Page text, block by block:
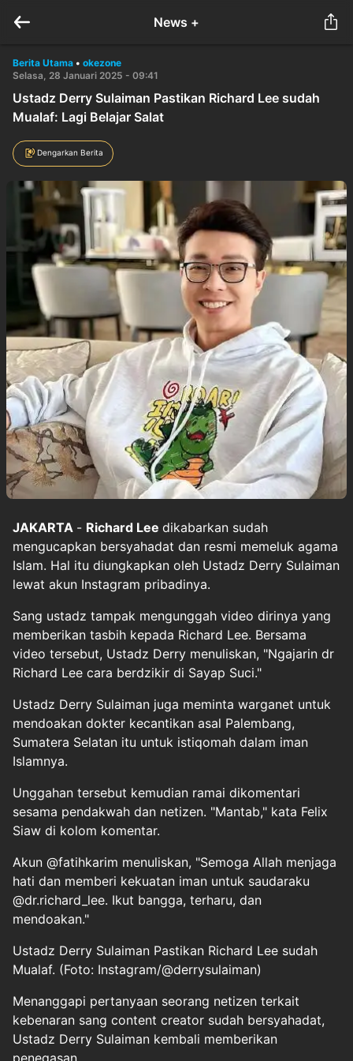
News +
Berita Utama • okezone
Selasa, 28 Januari 2025 - 09:41
Ustadz Derry Sulaiman Pastikan Richard Lee sudah
Mualaf: Lagi Belajar Salat
Dengarkan Berita
JAKARTA - Richard Lee dikabarkan sudah
mengucapkan bersyahadat dan resmi memeluk agama
Islam. Hal itu diungkapkan oleh Ustadz Derry Sulaiman
lewat akun Instagram pribadinya.
Sang ustadz tampak mengunggah video dirinya yang
memberikan tasbih kepada Richard Lee. Bersama
video tersebut, Ustadz Derry menuliskan, "Ngajarin dr
Richard Lee cara berdzikir di Sayap Suci."
Ustadz Derry Sulaiman juga meminta warganet untuk
mendoakan dokter kecantikan asal Palembang,
Sumatera Selatan itu untuk istiqomah dalam iman
Islamnya.
Unggahan tersebut kemudian ramai dikomentari
sesama pendakwah dan netizen. "Mantab," kata Felix
Siaw di kolom komentar.
Akun @fatihkarim menuliskan, "Semoga Allah menjaga
hati dan memberi kekuatan iman untuk saudaraku
@dr.richard_lee. Ikut bangga, terharu, dan
mendoakan."
Ustadz Derry Sulaiman Pastikan Richard Lee sudah
Mualaf. (Foto: Instagram/@derrysulaiman)
Menanggapi pertanyaan seorang netizen terkait
kebenaran sang content creator sudah bersyahadat,
Ustadz Derry Sulaiman kembali memberikan
penegasan.